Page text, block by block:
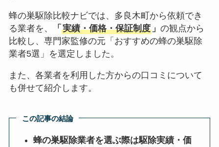
蜂の巣駆除比較ナビでは、多良木町から依頼でき
る業者を、
「 実績・価格・保証制度」 の観点から
比較し、専門家監修の元「おすすめの蜂の巣駆除
業者5選」を選定しました。
また、各業者を利用した方からの口コミについて
も併せて紹介します。
この記事の結論
蜂の巣駆除業者を選ぶ際は駆除実績・価